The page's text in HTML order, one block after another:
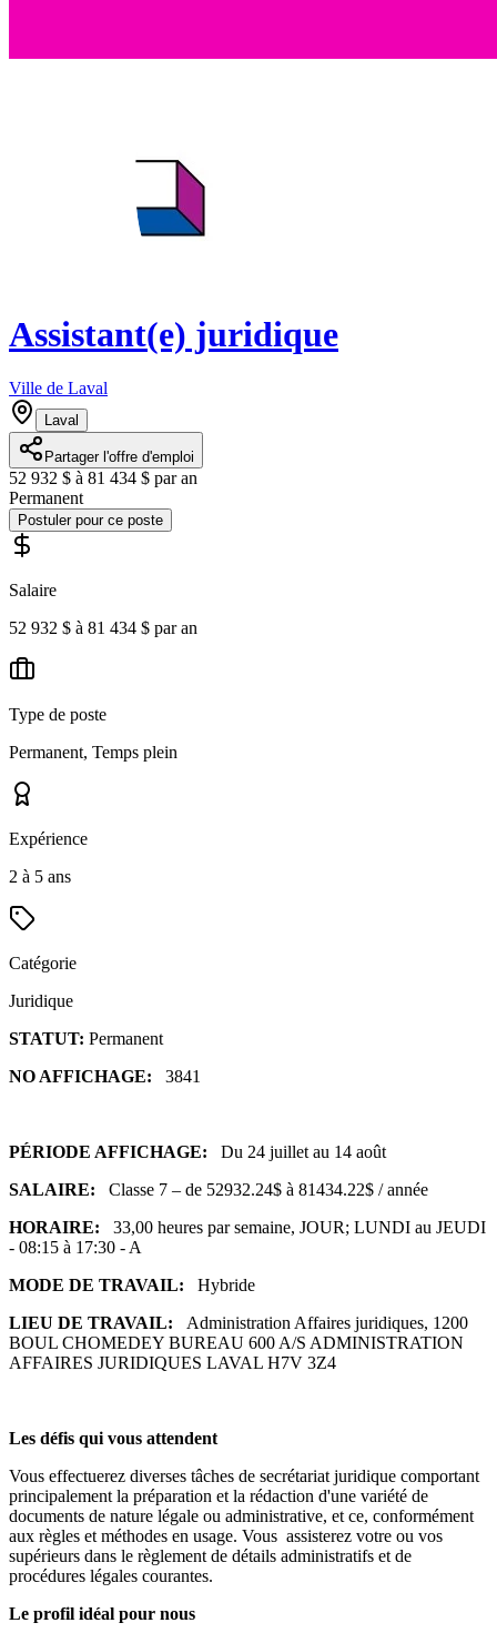
Assistant(e) juridique
Ville de Laval
Laval
Partager l'offre d'emploi
52 932 $ à 81 434 $ par an
Permanent
Postuler pour ce poste
Salaire
52 932 $ à 81 434 $ par an
Type de poste
Permanent, Temps plein
Expérience
2 à 5 ans
Catégorie
Juridique
STATUT: Permanent
NO AFFICHAGE: 3841
PÉRIODE AFFICHAGE: Du 24 juillet au 14 août
SALAIRE: Classe 7 – de 52932.24$ à 81434.22$ / année
HORAIRE: 33,00 heures par semaine, JOUR; LUNDI au JEUDI
- 08:15 à 17:30 - A
MODE DE TRAVAIL: Hybride
LIEU DE TRAVAIL: Administration Affaires juridiques, 1200
BOUL CHOMEDEY BUREAU 600 A/S ADMINISTRATION
AFFAIRES JURIDIQUES LAVAL H7V 3Z4
Les défis qui vous attendent
Vous effectuerez diverses tâches de secrétariat juridique comportant
principalement la préparation et la rédaction d'une variété de
documents de nature légale ou administrative, et ce, conformément
aux règles et méthodes en usage. Vous assisterez votre ou vos
supérieurs dans le règlement de détails administratifs et de
procédures légales courantes.
Le profil idéal pour nous